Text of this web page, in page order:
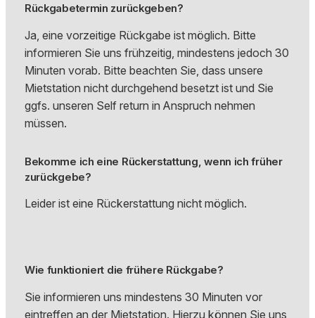
Rückgabetermin zurückgeben?
Ja, eine vorzeitige Rückgabe ist möglich. Bitte
informieren Sie uns frühzeitig, mindestens jedoch 30
Minuten vorab. Bitte beachten Sie, dass unsere
Mietstation nicht durchgehend besetzt ist und Sie
ggfs. unseren Self return in Anspruch nehmen
müssen.
Bekomme ich eine Rückerstattung, wenn ich früher
zurückgebe?
Leider ist eine Rückerstattung nicht möglich.
Wie funktioniert die frühere Rückgabe?
Sie informieren uns mindestens 30 Minuten vor
eintreffen an der Mietstation. Hierzu können Sie uns